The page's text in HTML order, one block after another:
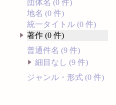
団体名 (0 件)
地名 (0 件)
統一タイトル (0 件)
著作 (0 件)
普通件名 (9 件)
細目なし (9 件)
ジャンル・形式 (0 件)